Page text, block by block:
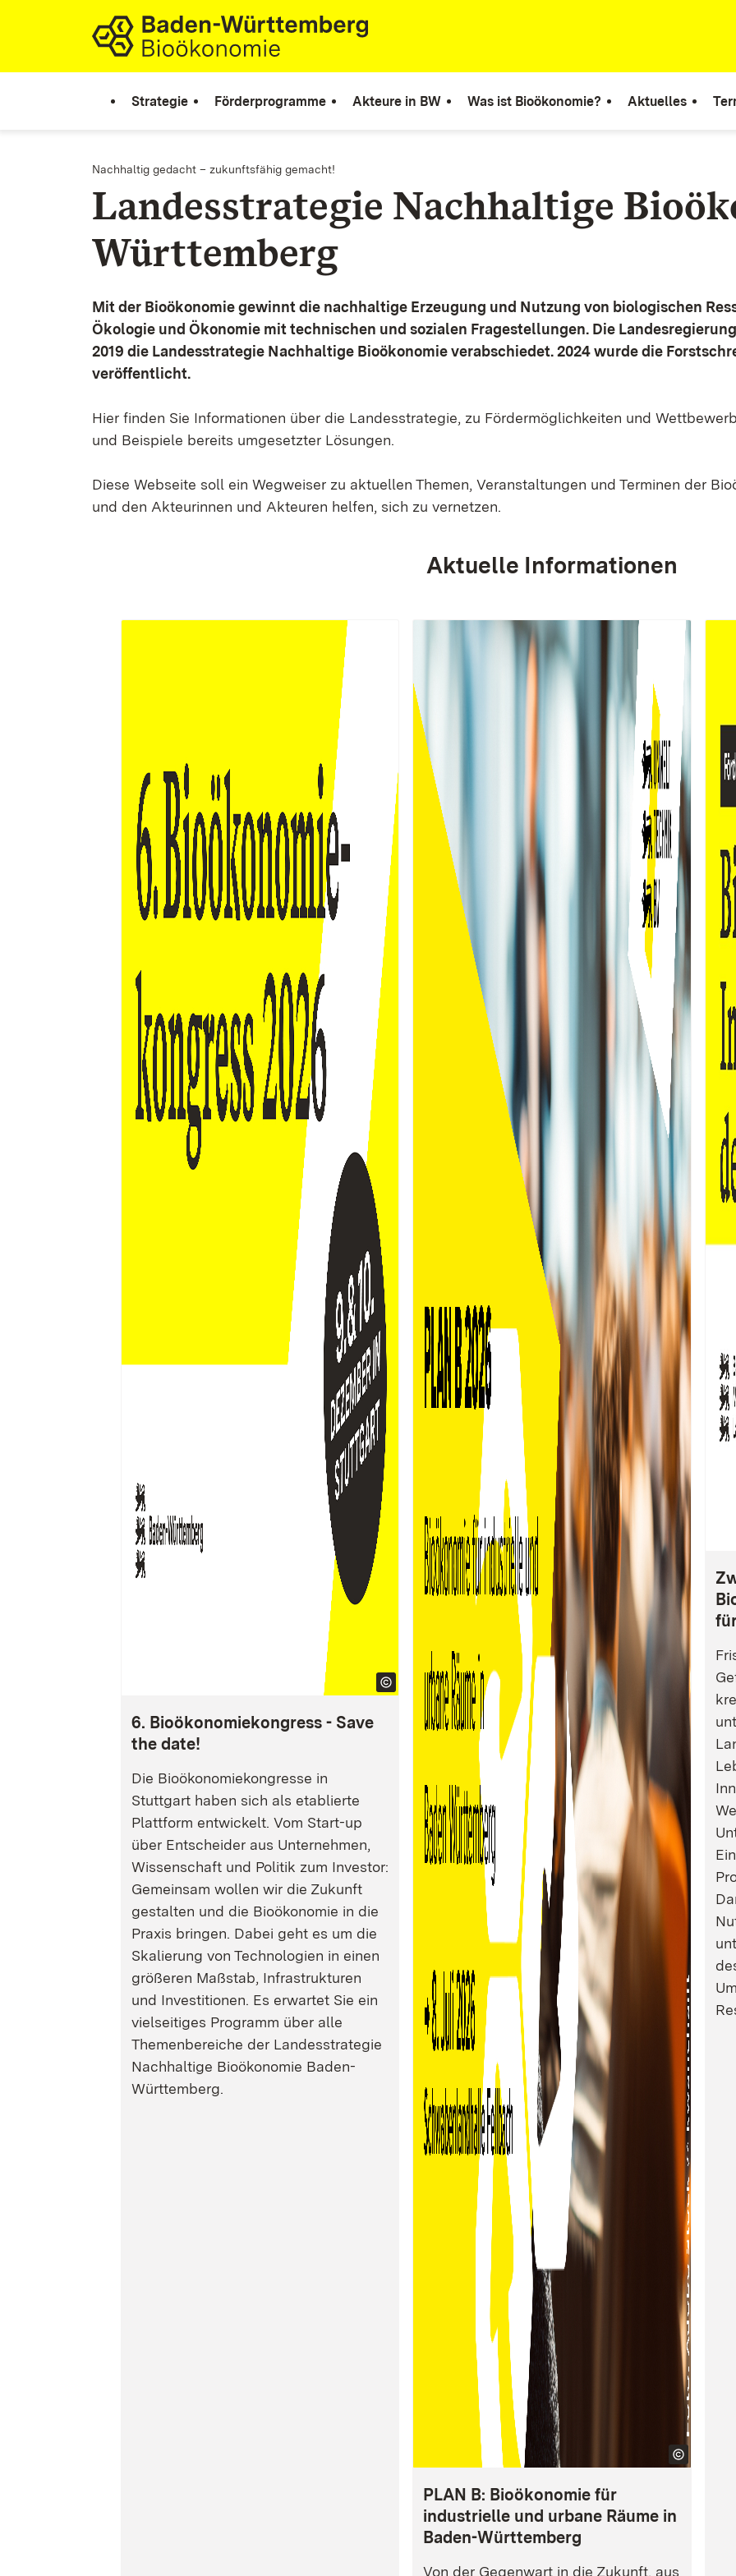
Zum Inhalt springen
Link zur Startseite
Strategie Förderprogramme Akteure in BW Was ist Bioökonomie? Aktuelles
Nachhaltig gedacht – zukunftsfähig gemacht!
Landesstrategie Nachhaltige
Württemberg
Mit der Bioökonomie gewinnt die nachhaltige Erzeugung und Nutzung von biologischen
Ökologie und Ökonomie mit technischen und sozialen Fragestellungen. Die
2019 die Landesstrategie Nachhaltige Bioökonomie verabschiedet. 2024 wurde die
veröffentlicht.
Hier finden Sie Informationen über die Landesstrategie, zu Fördermöglichkeiten und
und Beispiele bereits umgesetzter Lösungen.
Diese Webseite soll ein Wegweiser zu aktuellen Themen, Veranstaltungen und Terminen der
und den Akteurinnen und Akteuren helfen, sich zu vernetzen.
Aktuelle Informationen
6. Bioökonomiekongress - Save
the date!
Die Bioökonomiekongresse in
Stuttgart haben sich als etablierte
Plattform entwickelt. Vom Start-up
über Entscheider aus Unternehmen,
Wissenschaft und Politik zum Investor:
Gemeinsam wollen wir die Zukunft
gestalten und die Bioökonomie in die
Praxis bringen. Dabei geht es um die
Skalierung von Technologien in einen
größeren Maßstab, Infrastrukturen
und Investitionen. Es erwartet Sie ein
vielseitiges Programm über alle
Themenbereiche der Landesstrategie
Nachhaltige Bioökonomie Baden-
Württemberg.
PLAN B: Bioökonomie für
industrielle und urbane Räume in
Baden-Württemberg
Von der Gegenwart in die Zukunft, aus